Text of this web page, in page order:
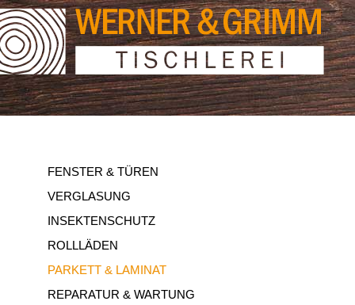
FENSTER & TÜREN
VERGLASUNG
INSEKTENSCHUTZ
ROLLLÄDEN
PARKETT & LAMINAT
REPARATUR & WARTUNG